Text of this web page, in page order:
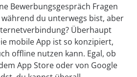
Bewerbungsgespräch Fragen
du unterwegs bist, aber
Überhaupt
mobile App ist so konzipiert,
offline nutzen kann. Egal, ob
App Store oder von Google